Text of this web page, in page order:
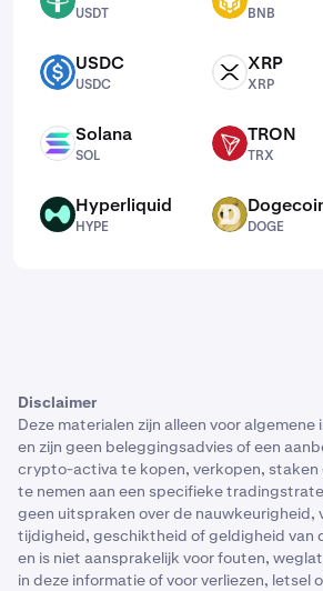
USDT BNB
USDC USDC
USDC
XRP XRP
XRP
SOL Solana
SOL
TRX TRON
TRX
HYPE Hyperliquid
HYPE
DOGE
DOGE
Disclaimer
Deze materialen zijn alleen voor
en zijn geen beleggingsadvies of een
crypto-activa te kopen, verkopen, staken
te nemen aan een specifieke
geen uitspraken over de nauwkeurigheid,
tijdigheid, geschiktheid of geldigheid van
en is niet aansprakelijk voor fouten,
in deze informatie of voor verliezen, letsel